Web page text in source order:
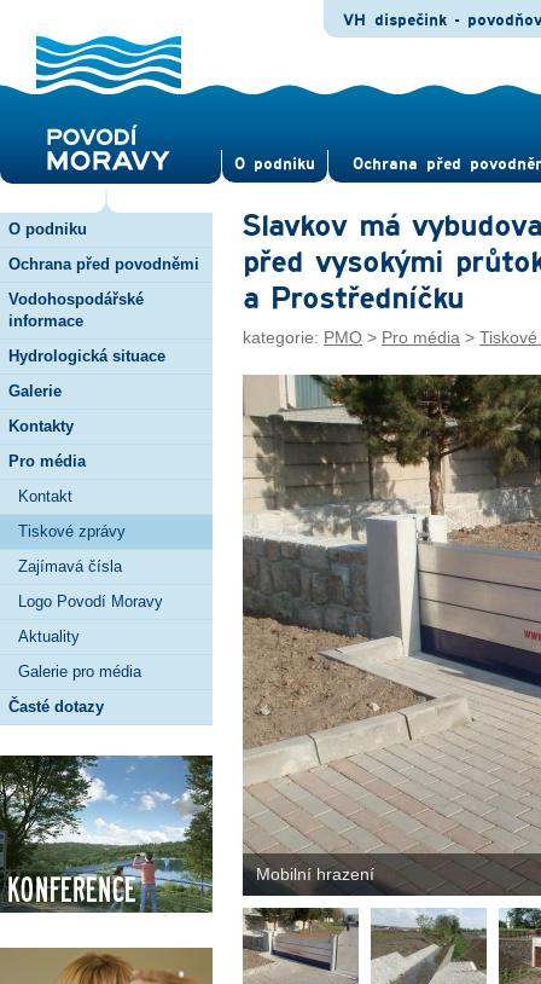
O pod­niku Ochrana před
VH dispečink -
O podniku
Ochrana před povodněmi
Vodohospodářské
informace
Hydrologická situace
Galerie
Kontakty
Pro média
Kontakt
Tiskové zprávy
Zajímavá čísla
Logo Povodí Moravy
Aktuality
Galerie pro média
Časté dotazy
Konference
Slavkov má
před vysokými
a Prostředníčku
kategorie: PMO > Pro média >
Mobilní hrazení